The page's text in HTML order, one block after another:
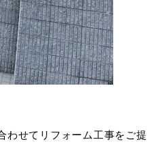
わせてリフォーム工事をご提